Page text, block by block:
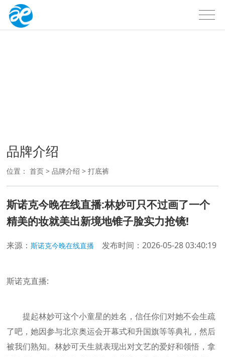
品牌介绍
位置：首页 >品牌介绍 >打底裤
斯诺克今晚在线直播:林妙可只不过画了一个
精美的妆就美出新境地锥子脸实力抢镜!
来源：斯诺克今晚在线直播 发布时间：2026-05-28 03:40:19
斯诺克直播:
提起林妙可这个小童星的姓名，信任你们对她不会生疏
了吧，她因参与北京奥运会开幕式和升国旗等等典礼，然后
被我们熟知。林妙可天生就表现出对文艺的爱好和领悟，拿